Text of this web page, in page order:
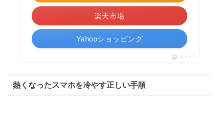
楽天市場
Yahooショッピング
ポチップ
熱くなったスマホを冷やす正しい手順